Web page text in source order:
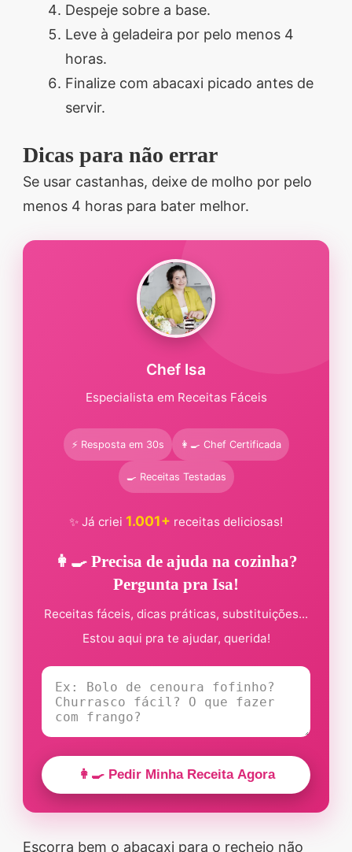
Despeje sobre a base.
Leve à geladeira por pelo menos 4
horas.
Finalize com abacaxi picado antes de
servir.
Dicas para não errar
Se usar castanhas, deixe de molho por pelo
menos 4 horas para bater melhor.
Chef Isa
Especialista em Receitas Fáceis
⚡ Resposta em 30s 👩‍🍳 Chef Certificada
🍳 Receitas Testadas
✨ Já criei 1.001+ receitas deliciosas!
👩‍🍳 Precisa de ajuda na cozinha?
Pergunta pra Isa!
Receitas fáceis, dicas práticas, substituições...
Estou aqui pra te ajudar, querida!
👩‍🍳 Pedir Minha Receita Agora
Escorra bem o abacaxi para o recheio não